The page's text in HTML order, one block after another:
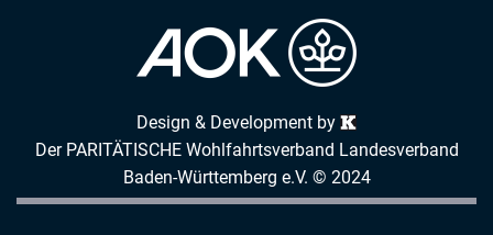
Design & Development by
Der PARITÄTISCHE Wohlfahrtsverband Landesverband
Baden-Württemberg e.V. © 2024